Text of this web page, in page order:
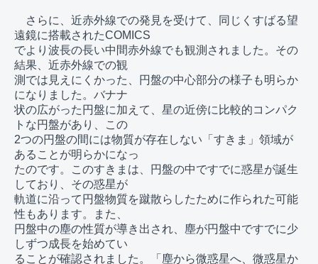
さらに、近赤外線での発見を受けて、同じくすばる望
遠鏡に搭載されたCOMICS
でより波長の長い中間赤外線でも観測されました。その
結果、近赤外線での観
測では見えにくかった、円盤の中心部分の様子も明らか
になりました。バナナ
状の広がった円盤に加えて、星の近傍に比較的コンパク
トな円盤があり、この
2つの円盤の間には物質が存在しない「すきま」領域が
あることが明らかになっ
たのです。このすきまは、円盤の中ですでに惑星が誕生
しており、その惑星が
軌道に沿って円盤物質を蹴散らしたために作られた可能
性もあります。また、
円盤中の塵の性質が導き出され、塵が円盤中ですでに少
しずつ成長を始めてい
ることが確認されました。「塵から微惑星へ、微惑星か